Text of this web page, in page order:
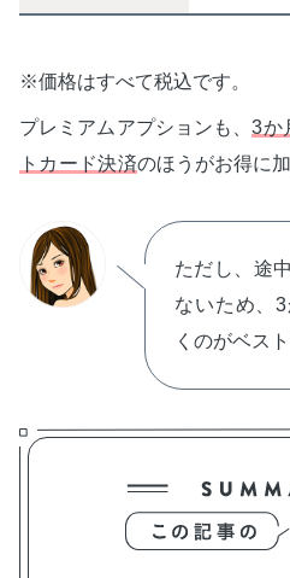
※価格はすべて税込です。
プレミアムアプションも、3か
トカード決済のほうがお得に
ただし、途
ないため、
くのがベスト